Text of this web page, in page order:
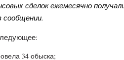
сделок ежемесячно
сообщении.
34 обыска;